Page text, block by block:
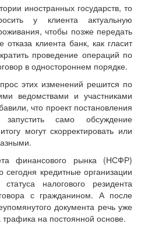
иностранных государств, то
у клиента актуальную
чтобы позже передать
клиента банк, как гласит
проведение операций по
в одностороннем порядке.
этих изменений решится по
ведомствами и участниками
что проект постановления
само обсуждение
могут скорректировать или
финансового рынка (НСФР)
кредитные организации
налогового резидента
с гражданином. А после
документа речь уже
трафика на постоянной основе.